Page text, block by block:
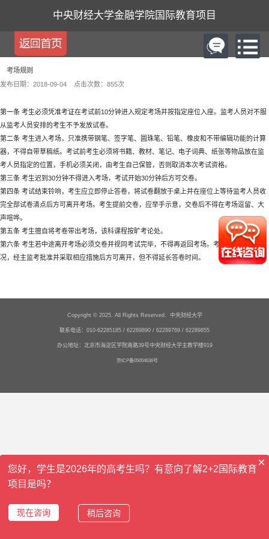
中央财经大学金融学院国际教育项目
考场规则
发布日期：2018-09-04
点击次数： 855次
第一条 考生必须凭准考证在考试前10分钟进入规定考场并按指定座位入座。监考人员对不服
从监考人员安排的考生不予发放试卷。
第二条 考生进入考场，只准携带钢笔、签字笔、圆珠笔、铅笔、橡皮和不带编辑功能的计算
器，不得自带草稿纸。考试前考生必须将书籍、教材、笔记、电子词典、纸张等物品放在监
考人员指定的位置，手机必须关闭，由考生自己保管，否则取消本次考试资格。
第三条 考生迟到30分钟不得进入考场，考试开始30分钟后方可交卷。
第四条 考试结束铃响，考生应立即停止答卷，将试卷翻放于桌上并在座位上等待监考人员收
完全部试卷清点后方可离开考场。考生提前交卷，应举手示意，交卷后不得在考场逗留、大
声喧哗。
第五条 考生擅自将考卷带出考场，该科课程按旷考论处。
第六条 考生若中途离开考场必须交卷并视同考试完毕，不得再返回考场。考生遇有特殊情
况，经主监考批准并采取相应措施后方可离开，但不得延长答卷时间。
Copyright © 2025. All Rights Reserved. 中央财经大学
联系电话：010-62285185 / 62289890 / 62289769 / 62289855
办公地址：北京市海淀区学院南路39号中央财经大学主教学楼919
京ICP备05004636号
您好，学生是2026年的高考生吗？有意向了解2+2国际教育
项目是吗？
现在咨询 稍后咨询
×